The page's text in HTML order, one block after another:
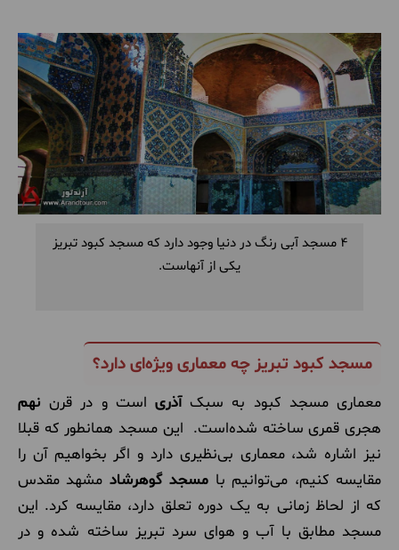
4 مسجد آبی رنگ در دنیا وجود دارد که مسجد کبود تبریز
یکی از آنهاست.
مسجد کبود تبریز چه معماری ویژه‌ای دارد؟
معماری مسجد کبود به سبکآذری است و در قرن نهم
هجری قمری ساخته شده‌است. این مسجد همانطور که قبلا
نیز اشاره شد، معماری بی‌نظیری دارد و اگر بخواهیم آن را
مقایسه کنیم، می‌توانیم با مسجد گوهرشاد مشهد مقدس
که از لحاظ زمانی به یک دوره تعلق دارد، مقایسه کرد. این
مسجد مطابق با آب و هوای سرد تبریز ساخته شده و در